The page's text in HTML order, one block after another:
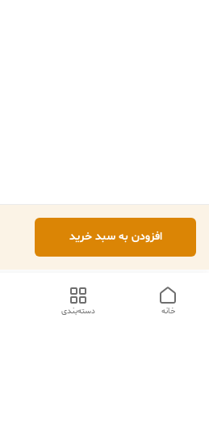
افزودن به سبد خرید
دسته‌بندی خانه